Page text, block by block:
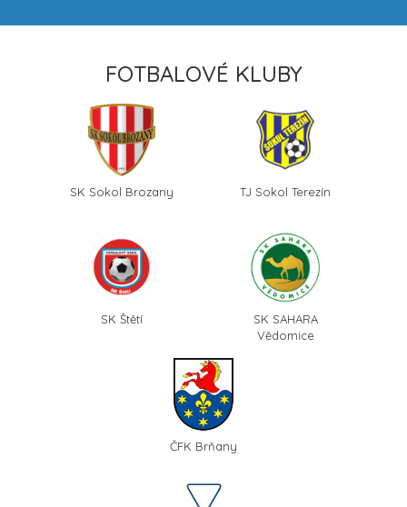
FOTBALOVÉ KLUBY
SK Sokol Brozany TJ Sokol Terezín
SK Štětí
SK SAHARA
Vědomice
ČFK Brňany